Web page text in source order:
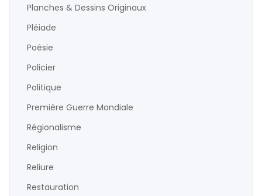
Planches & Dessins Originaux
Pléiade
Poésie
Policier
Politique
Première Guerre Mondiale
Régionalisme
Religion
Reliure
Restauration